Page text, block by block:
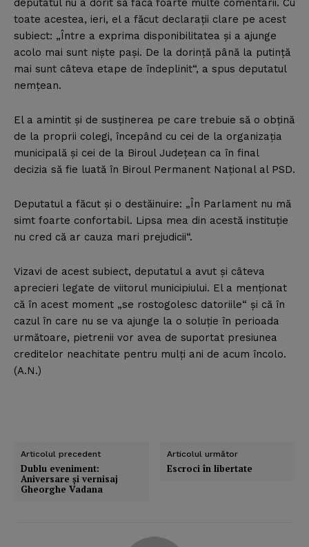
deputatul nu a dorit să facă foarte multe comentarii. Cu
toate acestea, ieri, el a făcut declaraţii clare pe acest
subiect: „Între a exprima disponibilitatea şi a ajunge
acolo mai sunt nişte paşi. De la dorinţă până la putinţă
mai sunt câteva etape de îndeplinit“, a spus deputatul
nemţean.
El a amintit şi de susţinerea pe care trebuie să o obţină
de la proprii colegi, începând cu cei de la organizaţia
municipală şi cei de la Biroul Judeţean ca în final
decizia să fie luată în Biroul Permanent Naţional al PSD.
Deputatul a făcut şi o destăinuire: „În Parlament nu mă
simt foarte confortabil. Lipsa mea din acestă instituţie
nu cred că ar cauza mari prejudicii“.
Vizavi de acest subiect, deputatul a avut şi câteva
aprecieri legate de viitorul municipiului. El a menţionat
că în acest moment „se rostogolesc datoriile“ şi că în
cazul în care nu se va ajunge la o soluţie în perioada
următoare, pietrenii vor avea de suportat presiunea
creditelor neachitate pentru mulţi ani de acum încolo.
(A.N.)
Articolul precedent
Dublu eveniment:
Aniversare şi vernisaj
Gheorghe Vadana
Articolul următor
Escroci în libertate